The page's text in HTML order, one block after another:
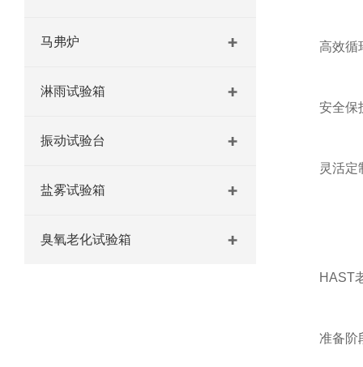
马弗炉
淋雨试验箱
振动试验台
盐雾试验箱
臭氧老化试验箱
高效循环
安全保护
灵活定制
HAST老
准备阶段